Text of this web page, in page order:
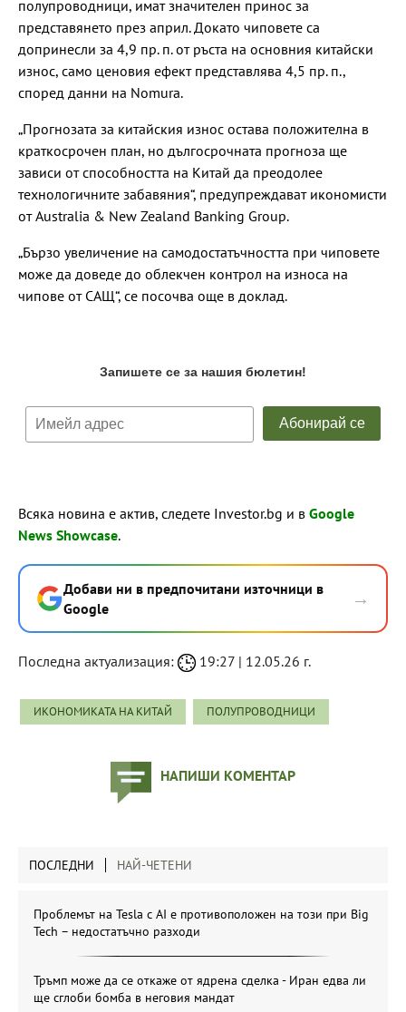
полупроводници, имат значителен принос за
представянето през април. Докато чиповете са
допринесли за 4,9 пр. п. от ръста на основния китайски
износ, само ценовия ефект представлява 4,5 пр. п.,
според данни на Nomura.
„Прогнозата за китайския износ остава положителна в
краткосрочен план, но дългосрочната прогноза ще
зависи от способността на Китай да преодолее
технологичните забавяния“, предупреждават икономисти
от Australia & New Zealand Banking Group.
„Бързо увеличение на самодостатъчността при чиповете
може да доведе до облекчен контрол на износа на
чипове от САЩ“, се посочва още в доклад.
Всяка новина е актив, следете Investor.bg и в Google
News Showcase.
Добави ни в предпочитани източници в
Google
→
Последна актуализация: 19:27 | 12.05.26 г.
ИКОНОМИКАТА НА КИТАЙ ПОЛУПРОВОДНИЦИ
НАПИШИ КОМЕНТАР
ПОСЛЕДНИ НАЙ-ЧЕТЕНИ
Проблемът на Tesla с AI е противоположен на този при Big
Tech – недостатъчно разходи
Тръмп може да се откаже от ядрена сделка - Иран едва ли
ще сглоби бомба в неговия мандат